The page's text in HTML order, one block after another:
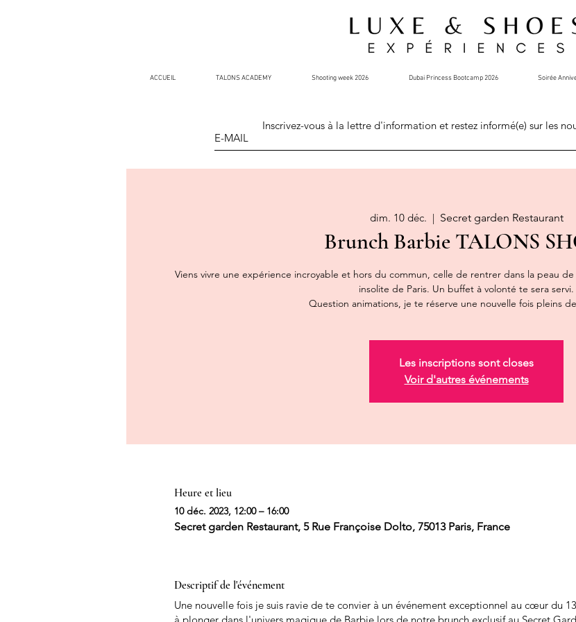
ACCUEIL TALONS ACADEMY Shooting week 2026 Dubai Princess Bootcamp 2026 Soirée
Inscrivez-vous à la lettre d'information et restez informé(e) sur les
dim. 10 déc.
  |
Secret garden Restaurant
Brunch Barbie TALONS
Viens vivre une expérience incroyable et hors du commun, celle de rentrer dans la peau
insolite de Paris. Un buffet à volonté te sera servi.
Les inscriptions sont closes
Voir d'autres événements
Heure et lieu
10 déc. 2023, 12:00 – 16:00
Secret garden Restaurant, 5 Rue Françoise Dolto, 75013 Paris, France
Descriptif de l'événement
Une nouvelle fois je suis ravie de te convier à un événement exceptionnel au cœur du